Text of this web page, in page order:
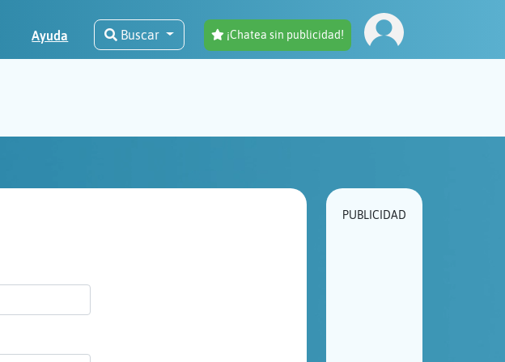
Ayuda Buscar ¡Chatea sin publicidad!
PUBLICIDAD